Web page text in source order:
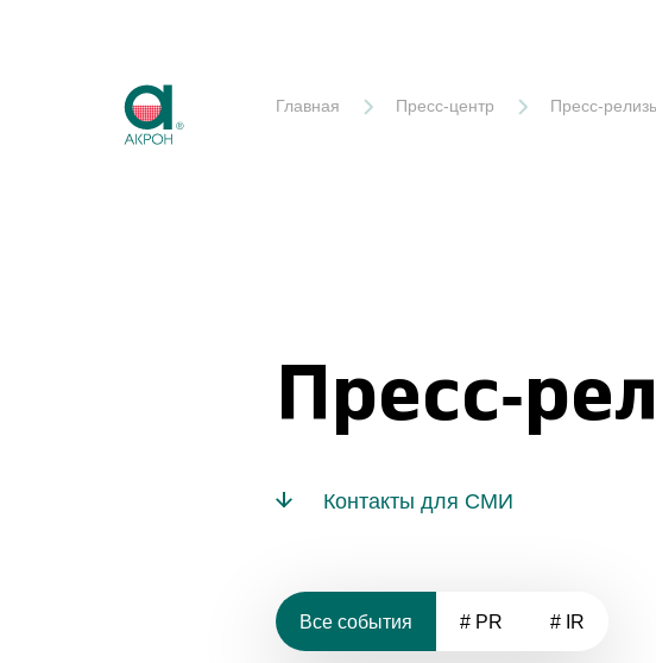
Главная Пресс-центр Пресс-
Пресс-
Контакты для СМИ
Все события # PR # IR